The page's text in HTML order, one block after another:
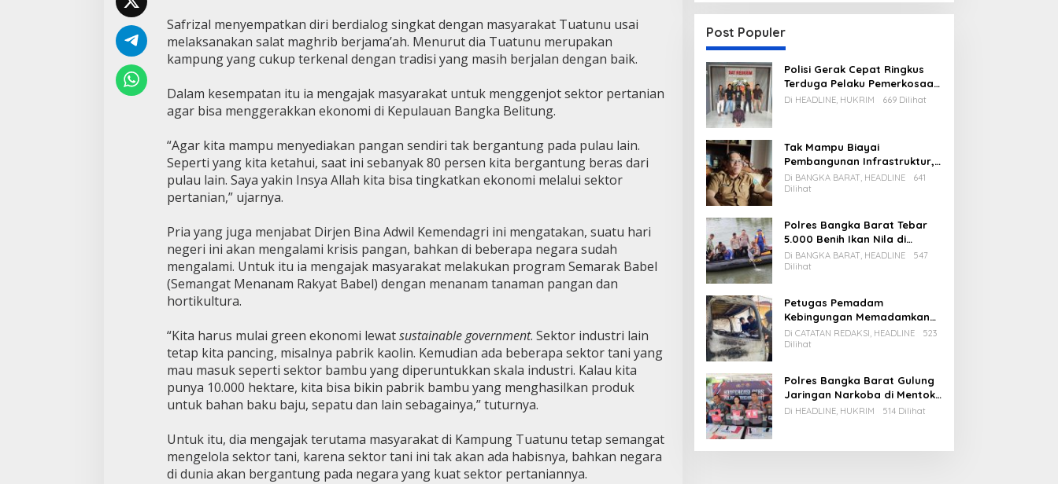
Safrizal menyempatkan diri berdialog singkat dengan masyarakat Tuatunu usai
melaksanakan salat maghrib berjama’ah. Menurut dia Tuatunu merupakan
kampung yang cukup terkenal dengan tradisi yang masih berjalan dengan baik.
Dalam kesempatan itu ia mengajak masyarakat untuk menggenjot sektor pertanian
agar bisa menggerakkan ekonomi di Kepulauan Bangka Belitung.
“Agar kita mampu menyediakan pangan sendiri tak bergantung pada pulau lain.
Seperti yang kita ketahui, saat ini sebanyak 80 persen kita bergantung beras dari
pulau lain. Saya yakin Insya Allah kita bisa tingkatkan ekonomi melalui sektor
pertanian,” ujarnya.
Pria yang juga menjabat Dirjen Bina Adwil Kemendagri ini mengatakan, suatu hari
negeri ini akan mengalami krisis pangan, bahkan di beberapa negara sudah
mengalami. Untuk itu ia mengajak masyarakat melakukan program Semarak Babel
(Semangat Menanam Rakyat Babel) dengan menanam tanaman pangan dan
hortikultura.
“Kita harus mulai green ekonomi lewatsustainable government. Sektor industri lain
tetap kita pancing, misalnya pabrik kaolin. Kemudian ada beberapa sektor tani yang
mau masuk seperti sektor bambu yang diperuntukkan skala industri. Kalau kita
punya 10.000 hektare, kita bisa bikin pabrik bambu yang menghasilkan produk
untuk bahan baku baju, sepatu dan lain sebagainya,” tuturnya.
Untuk itu, dia mengajak terutama masyarakat di Kampung Tuatunu tetap semangat
mengelola sektor tani, karena sektor tani ini tak akan ada habisnya, bahkan negara
di dunia akan bergantung pada negara yang kuat sektor pertaniannya.
Post Populer
Polisi Gerak Cepat Ringkus
Terduga Pelaku Pemerkosaan
di Kecamatan Mentok
Di HEADLINE, HUKRIM 669 Dilihat
Tak Mampu Biayai
Pembangunan Infrastruktur,
Pemda Babar Rencana Utang
Rp65 M
Di BANGKA BARAT, HEADLINE
641
Dilihat
Polres Bangka Barat Tebar
5.000 Benih Ikan Nila di
Bozem Kampung Iklim
Di BANGKA BARAT, HEADLINE
547
Dilihat
Petugas Pemadam
Kebingungan Memadamkan
Apinya Sendiri
Di CATATAN REDAKSI, HEADLINE
523
Dilihat
Polres Bangka Barat Gulung
Jaringan Narkoba di Mentok,
2 Pemain Besar Diamankan, 1
Di HEADLINE, HUKRIM 514 Dilihat